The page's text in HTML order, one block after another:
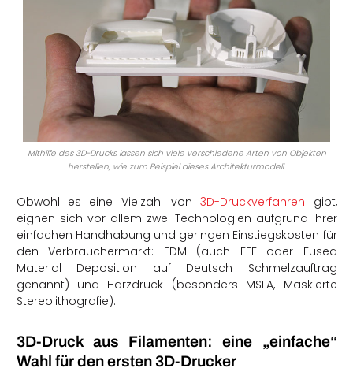
Mithilfe des 3D-Drucks lassen sich viele verschiedene Arten von Objekten
herstellen, wie zum Beispiel dieses Architekturmodell.
Obwohl es eine Vielzahl von3D-Druckverfahren gibt,
eignen sich vor allem zwei Technologien aufgrund ihrer
einfachen Handhabung und geringen Einstiegskosten für
den Verbrauchermarkt: FDM (auch FFF oder Fused
Material Deposition auf Deutsch Schmelzauftrag
genannt) und Harzdruck (besonders MSLA, Maskierte
Stereolithografie).
3D-Druck aus Filamenten: eine „einfache“
Wahl für den ersten 3D-Drucker